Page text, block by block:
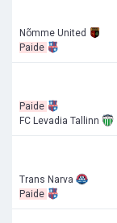
Nõmme United
Paide
Paide
FC Levadia Tallinn
Trans Narva
Paide